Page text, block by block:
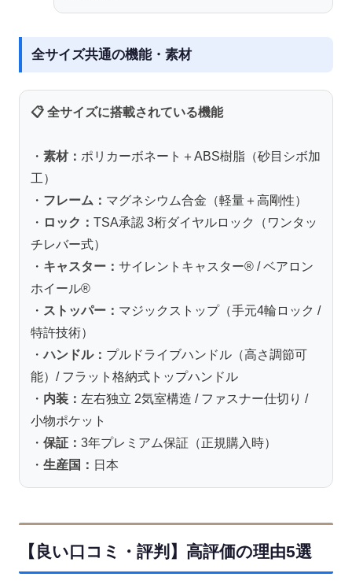
全サイズ共通の機能・素材
📋 全サイズに搭載されている機能
・ 素材： ポリカーボネート＋ABS樹脂（砂目シボ加
工）
・ フレーム： マグネシウム合金（軽量＋高剛性）
・ ロック： TSA承認 3桁ダイヤルロック（ワンタッ
チレバー式）
・ キャスター： サイレントキャスター® / ベアロン
ホイール®
・ ストッパー： マジックストップ（手元4輪ロック /
特許技術）
・ハンドル： プルドライブハンドル（高さ調節可
能）/ フラット格納式トップハンドル
・ 内装： 左右独立 2気室構造 / ファスナー仕切り /
小物ポケット
・ 保証： 3年プレミアム保証（正規購入時）
・ 生産国： 日本
【良い口コミ・評判】高評価の理由5選